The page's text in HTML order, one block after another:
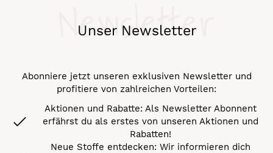
Unser Newsletter
Newsletter
Abonniere jetzt unseren exklusiven Newsletter und
profitiere von zahlreichen Vorteilen:
Aktionen und Rabatte: Als Newsletter Abonnent
erfährst du als erstes von unseren Aktionen und
Rabatten!
Neue Stoffe entdecken: Wir informieren dich